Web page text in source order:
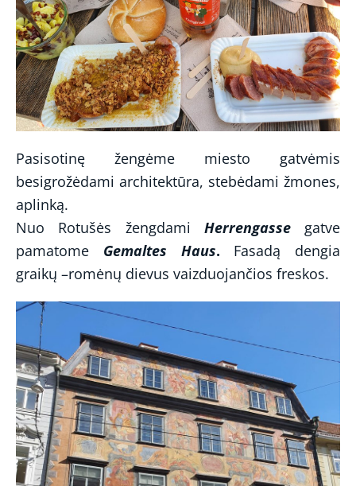
Pasisotinę žengėme miesto gatvėmis
besigrožėdami architektūra, stebėdami žmones,
aplinką.
Nuo Rotušės žengdami Herrengassegatve
pamatome Gemaltes Haus. Fasadą dengia
graikų –romėnų dievus vaizduojančios freskos.